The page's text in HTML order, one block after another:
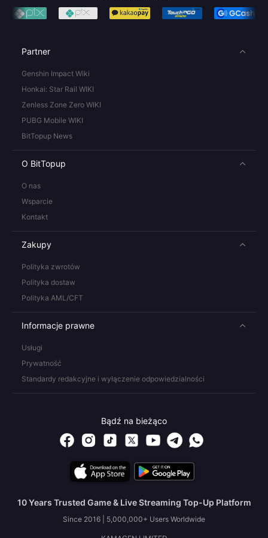
Partner
Genshin Impact Wiki
Honkai: Star Rail WIKI
Zenless Zone Zero WIKI
PUBG Mobile WIKI
BitTopup News
O BitTopup
O nas
Wsparcie
Kontakt
Zakupy
Polityka zwrotów
Polityka dostaw
Polityka AML/CFT
Informacje prawne
Usługi
Prywatność
Standardy redakcyjne i wyłączenie odpowiedzialności
Bądź na bieżąco
10 Years Trusted Game & Live Streaming Top-Up Platform
Since 2016 | 5,000,000+ Users Worldwide